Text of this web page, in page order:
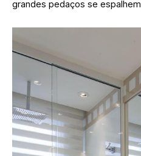
grandes pedaços se